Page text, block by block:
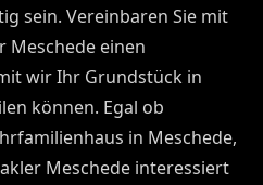
sein. Vereinbaren Sie mit
Meschede einen
wir Ihr Grundstück in
können. Egal ob
in Meschede,
Meschede interessiert